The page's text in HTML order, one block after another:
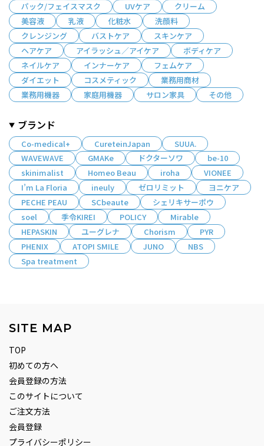
パック/フェイスマスク
UVケア
クリーム
美容液
乳液 化粧水
洗顔料
クレンジング
バストケア
スキンケア
ヘアケア
アイラッシュ／アイケア
ボディケア
ネイルケア
インナーケア
フェムケア
ダイエット
コスメティック
業務用商材
業務用機器
家庭用機器 サロン家具 その他
ブランド
Co-medical+ CureteinJapan
SUUA.
WAVEWAVE
GMAKe ドクターソワ
be-10
skinimalist
Homeo Beau iroha
VIONEE
I’m La Floria
ineuly ゼロリミット
ヨニケア
PECHE PEAU
SCbeaute
シェリキサーポウ
soel
季令KIREI POLICY
Mirable
HEPASKIN
ユーグレナ Chorism
PYR
PHENIX
ATOPI SMILE JUNO
NBS
Spa treatment
SITE MAP
TOP
初めての方へ
会員登録の方法
このサイトについて
ご注文方法
会員登録
プライバシーポリシー